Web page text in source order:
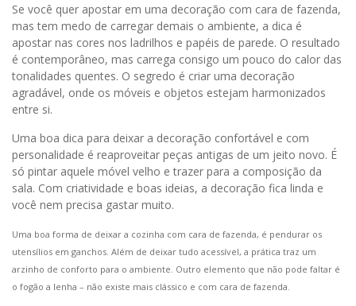
Se você quer apostar em uma decoração com cara de fazenda,
mas tem medo de carregar demais o ambiente, a dica é
apostar nas cores nos ladrilhos e papéis de parede. O resultado
é contemporâneo, mas carrega consigo um pouco do calor das
tonalidades quentes. O segredo é criar uma decoração
agradável, onde os móveis e objetos estejam harmonizados
entre si.
Uma boa dica para deixar a decoração confortável e com
personalidade é reaproveitar peças antigas de um jeito novo. É
só pintar aquele móvel velho e trazer para a composição da
sala. Com criatividade e boas ideias, a decoração fica linda e
você nem precisa gastar muito.
Uma boa forma de deixar a cozinha com cara de fazenda, é pendurar os
utensílios em ganchos. Além de deixar tudo acessível, a prática traz um
arzinho de conforto para o ambiente. Outro elemento que não pode faltar é
o fogão a lenha – não existe mais clássico e com cara de fazenda.